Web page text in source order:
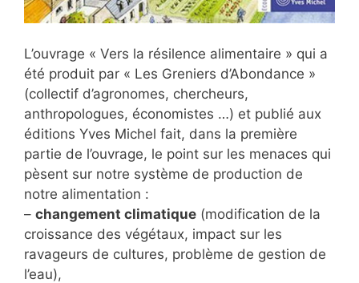
L’ouvrage « Vers la résilence alimentaire » qui a
été produit par « Les Greniers d’Abondance »
(collectif d’agronomes, chercheurs,
anthropologues, économistes …) et publié aux
éditions Yves Michel fait, dans la première
partie de l’ouvrage, le point sur les menaces qui
pèsent sur notre système de production de
notre alimentation :
– changement climatique (modification de la
croissance des végétaux, impact sur les
ravageurs de cultures, problème de gestion de
l’eau),